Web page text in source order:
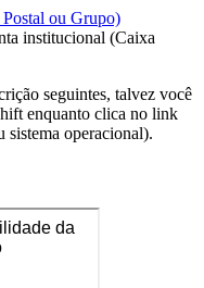
ou Grupo)
institucional (Caixa
seguintes, talvez você
enquanto clica no link
sistema operacional).